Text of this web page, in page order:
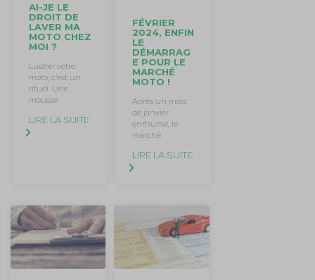
AI-JE LE
DROIT DE
LAVER MA
MOTO CHEZ
MOI ?
Lustrer votre
moto, c’est un
rituel. Une
mousse
LIRE LA SUITE
FÉVRIER
2024, ENFIN
LE
DÉMARRAG
E POUR LE
MARCHÉ
MOTO !
Après un mois
de janvier
enrhumé, le
marché
LIRE LA SUITE